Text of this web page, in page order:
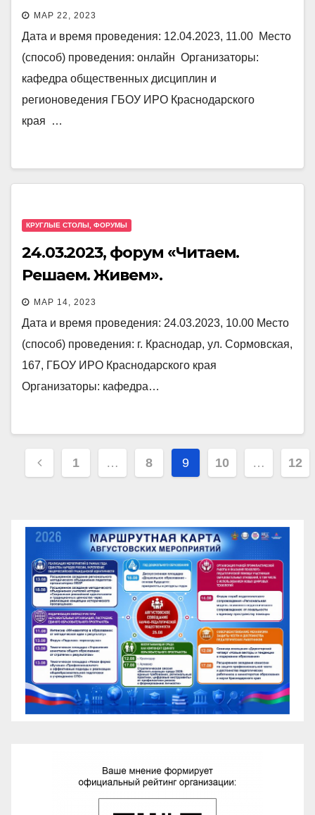
предметы в школе: учим и
учимся»
МАР 22, 2023
Дата и время проведения: 12.04.2023, 11.00 Место
(способ) проведения: онлайн Организаторы:
кафедра общественных дисциплин и
регионоведения ГБОУ ИРО Краснодарского
края …
КРУГЛЫЕ СТОЛЫ, ФОРУМЫ
24.03.2023, форум «Читаем.
Решаем. Живем».
МАР 14, 2023
Дата и время проведения: 24.03.2023, 10.00 Место
(способ) проведения: г. Краснодар, ул. Сормовская,
167, ГБОУ ИРО Краснодарского края
Организаторы: кафедра…
Пагинация
записей
1 … 8 9 10 … 12